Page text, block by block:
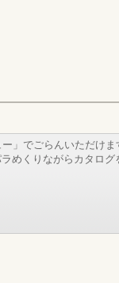
」でごらんいただけま
めくりながらカタログ